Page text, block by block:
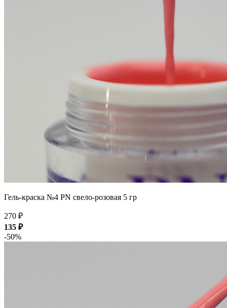
Гель-краска №4 PN свело-розовая 5 гр
270 ₽
135 ₽
-50%